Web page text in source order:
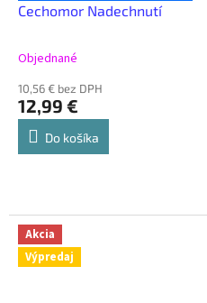
Cechomor Nadechnutí
Objednané
10,56 € bez DPH
12,99 €
Do košíka
Akcia
Výpredaj